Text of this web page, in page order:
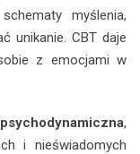
myślenia,
unikanie. CBT daje
z emocjami w
,
i nieświadomych